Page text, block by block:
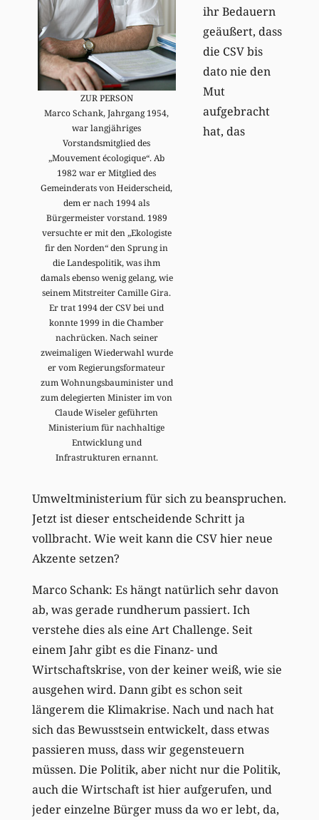
ZUR PERSON
Marco Schank, Jahrgang 1954,
war langjähriges
Vorstandsmitglied des
„Mouvement écologique“. Ab
1982 war er Mitglied des
Gemeinderats von Heiderscheid,
dem er nach 1994 als
Bürgermeister vorstand. 1989
versuchte er mit den „Ekologiste
fir den Norden“ den Sprung in
die Landespolitik, was ihm
damals ebenso wenig gelang, wie
seinem Mitstreiter Camille Gira.
Er trat 1994 der CSV bei und
konnte 1999 in die Chamber
nachrücken. Nach seiner
zweimaligen Wiederwahl wurde
er vom Regierungsformateur
zum Wohnungsbauminister und
zum delegierten Minister im von
Claude Wiseler geführten
Ministerium für nachhaltige
Entwicklung und
Infrastrukturen ernannt.
ihr Bedauern
geäußert, dass
die CSV bis
dato nie den
Mut
aufgebracht
hat, das
Umweltministerium für sich zu beanspruchen.
Jetzt ist dieser entscheidende Schritt ja
vollbracht. Wie weit kann die CSV hier neue
Akzente setzen?
Marco Schank: Es hängt natürlich sehr davon
ab, was gerade rundherum passiert. Ich
verstehe dies als eine Art Challenge. Seit
einem Jahr gibt es die Finanz- und
Wirtschaftskrise, von der keiner weiß, wie sie
ausgehen wird. Dann gibt es schon seit
längerem die Klimakrise. Nach und nach hat
sich das Bewusstsein entwickelt, dass etwas
passieren muss, dass wir gegensteuern
müssen. Die Politik, aber nicht nur die Politik,
auch die Wirtschaft ist hier aufgerufen, und
jeder einzelne Bürger muss da wo er lebt, da,